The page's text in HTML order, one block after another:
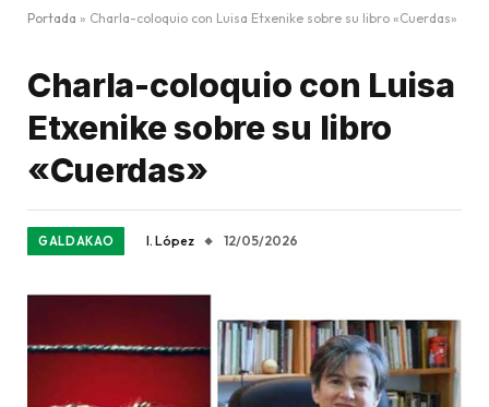
Portada » Charla-coloquio con Luisa Etxenike sobre su libro «Cuerdas»
Charla-coloquio con Luisa
Etxenike sobre su libro
«Cuerdas»
GALDAKAO I. López 12/05/2026